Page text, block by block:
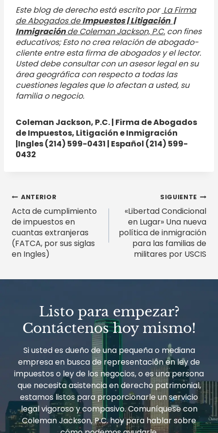
Este blog de derecho está escrito por La Firma
de Abogados deImpuestos | Litigación |
Inmigraciónde Coleman Jackson, P.C. con fines
educativos; Esto no crea relación de abogado-
cliente entre esta firma de abogados y el lector.
Usted debe consultar con un asesor legal en su
área geográfica con respecto a todas las
cuestiones legales que lo afectan a usted, su
familia o negocio.
Coleman Jackson, P.C. | Firma de Abogados
de Impuestos, Litigación e Inmigración
|Ingles (214) 599-0431 | Español (214) 599-
0432
Navegación
de
entradas
ANTERIOR
Acta de cumplimiento
de impuestos en
cuantas extranjeras
(FATCA, por sus siglas
en Ingles)
SIGUIENTE
«Libertad Condicional
en Lugar» Una nueva
política de inmigración
para las familias de
militares por USCIS
Listo para empezar?
Contáctenos hoy mismo!
Si usted es dueño de una pequeña o mediana
empresa en busca de representación en ley de
impuestos o ley de los negocios, o es una persona
que necesita asistencia en derecho patrimonial,
estamos listos para proporcionarle un servicio
legal vigoroso y compasivo. Comuníquese con
Coleman Jackson, P.C. hoy para hablar sobre